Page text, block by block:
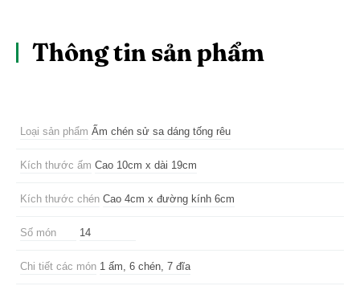
Thông tin sản phẩm
Loại sản phẩm Ấm chén sử sa dáng tống rêu
Kích thước ấm Cao 10cm x dài 19cm
Kích thước chén Cao 4cm x đường kính 6cm
Số món 14
Chi tiết các món 1 ấm, 6 chén, 7 đĩa